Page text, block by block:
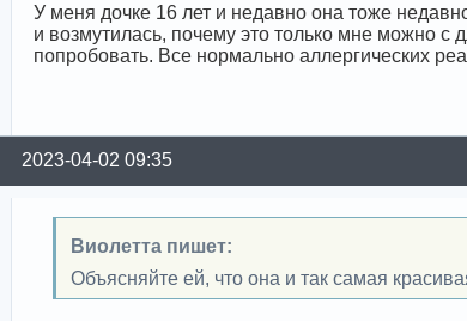
У меня дочке 16 лет и недавно она тоже
и возмутилась, почему это только мне можно с
попробовать. Все нормально аллергических
2023-04-02 09:35
Виолетта пишет:
Объясняйте ей, что она и так самая